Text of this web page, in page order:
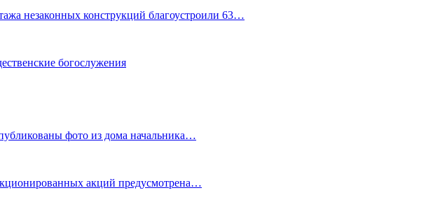
незаконных конструкций благоустроили 63…
богослужения
фото из дома начальника…
акций предусмотрена…